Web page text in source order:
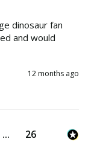
dinosaur fan
and would
12 months ago
... 26